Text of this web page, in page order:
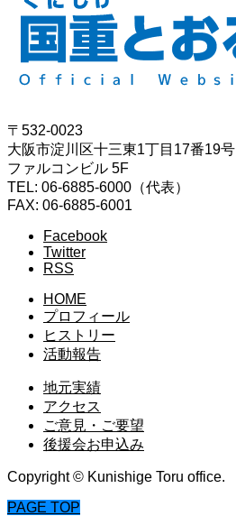
〒532-0023
大阪市淀川区十三東1丁目17番19号
ファルコンビル 5F
TEL: 06-6885-6000（代表）
FAX: 06-6885-6001
Facebook
Twitter
RSS
HOME
プロフィール
ヒストリー
活動報告
地元実績
アクセス
ご意見・ご要望
後援会お申込み
Copyright © Kunishige Toru office.
PAGE TOP